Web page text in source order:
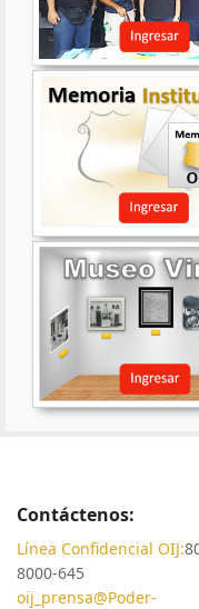
Contáctenos:
Línea Confidencial OIJ:
8000-645
oij_prensa@Poder-